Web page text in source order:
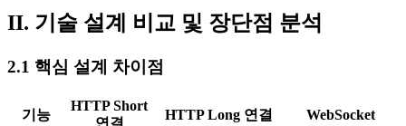
II. 기술 설계 비교 및 장단점 분석
2.1 핵심 설계 차이점
기능
HTTP Short
HTTP Long 연결 WebSocket